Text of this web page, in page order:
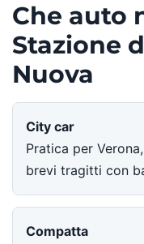
Che auto
Stazione
Nuova
City car
Pratica per
brevi tragitti con
Compatta